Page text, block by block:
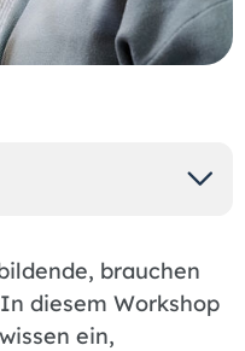
brauchen
diesem Workshop
ein,